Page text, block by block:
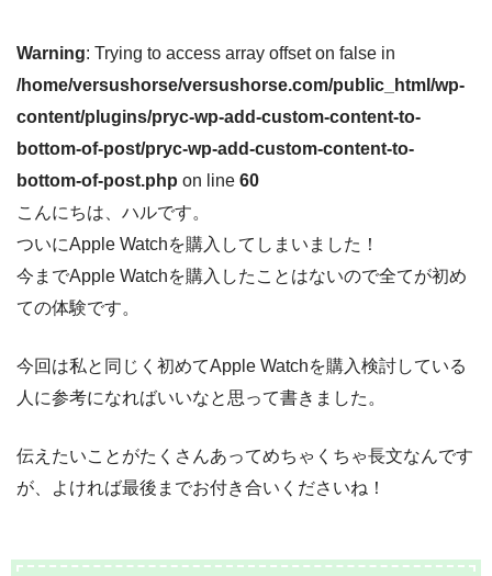
Warning: Trying to access array offset on false in
/home/versushorse/versushorse.com/public_html/wp-
content/plugins/pryc-wp-add-custom-content-to-
bottom-of-post/pryc-wp-add-custom-content-to-
bottom-of-post.php on line 60
こんにちは、ハルです。
ついにApple Watchを購入してしまいました！
今までApple Watchを購入したことはないので全てが初め
ての体験です。
今回は私と同じく初めてApple Watchを購入検討している
人に参考になればいいなと思って書きました。
伝えたいことがたくさんあってめちゃくちゃ長文なんです
が、よければ最後までお付き合いくださいね！